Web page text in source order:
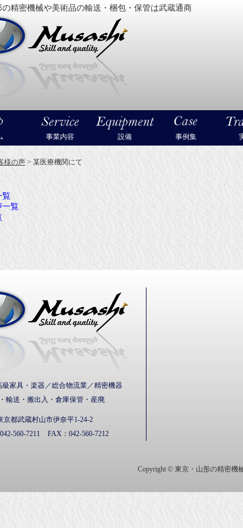
の精密機械や美術品の輸送・梱包・保管は武蔵通商
事業内容 設備 事例集
様の声 > 某医療機関にて
覧
一覧
級家具・楽器／総合物流業／精密機器
輸送・搬出入・倉庫保管・産廃
京都武蔵村山市伊奈平1-24-2
042-560-7211 FAX： 042-560-7212
Copyright © 東京・山形の精密機